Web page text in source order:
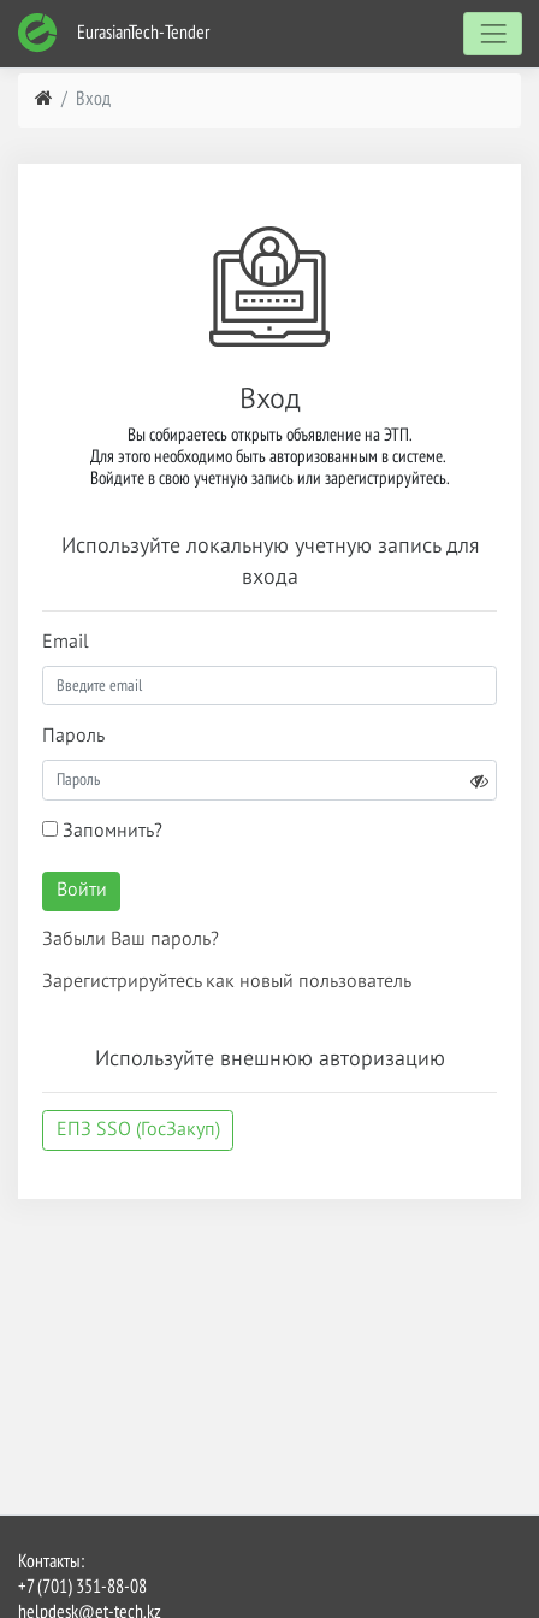
EurasianTech-Tender
Вход
Вход
Вы собираетесь открыть объявление на ЭТП.
Для этого необходимо быть авторизованным в системе.
Войдите в свою учетную запись или зарегистрируйтесь.
Используйте локальную учетную запись для
входа
Email
Пароль
Запомнить?
Войти
Забыли Ваш пароль?
Зарегистрируйтесь как новый пользователь
Используйте внешнюю авторизацию
ЕПЗ SSO (ГосЗакуп)
Контакты:
+7 (701) 351-88-08
helpdesk@et-tech.kz